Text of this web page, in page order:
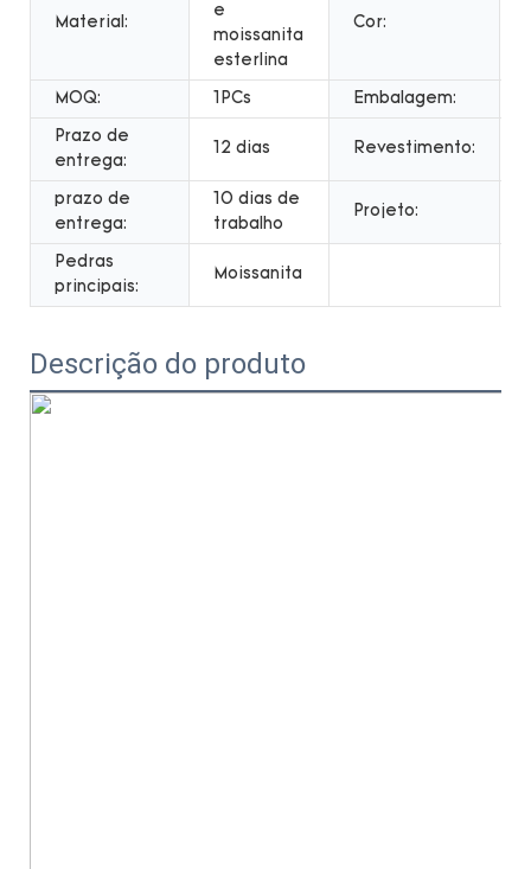
Material:
e
moissanita
esterlina
Cor:
MOQ: 1PCs Embalagem:
Prazo de
entrega:
12 dias Revestimento:
prazo de
entrega:
10 dias de
trabalho
Projeto:
Pedras
principais:
Moissanita
Descrição do produto